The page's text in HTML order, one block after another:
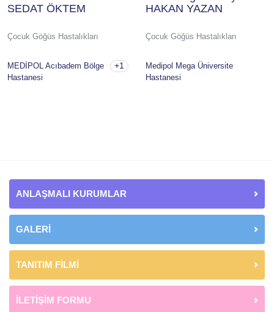
SEDAT ÖKTEM
Çocuk Göğüs Hastalıkları
MEDİPOL Acıbadem Bölge
Hastanesi
+1
HAKAN YAZAN
Çocuk Göğüs Hastalıkları
Medipol Mega Üniversite
Hastanesi
ANLAŞMALI KURUMLAR
GALERİ
TANITIM FİLMİ
İLETİŞİM FORMU